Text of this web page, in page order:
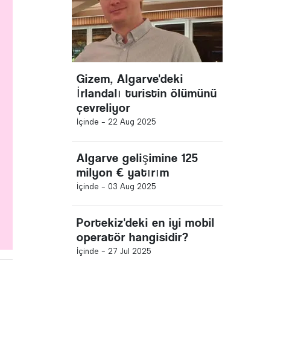
Gizem, Algarve'deki
İrlandalı turistin ölümünü
çevreliyor
İçinde - 22 Aug 2025
Algarve gelişimine 125
milyon € yatırım
İçinde - 03 Aug 2025
Portekiz'deki en iyi mobil
operatör hangisidir?
İçinde - 27 Jul 2025